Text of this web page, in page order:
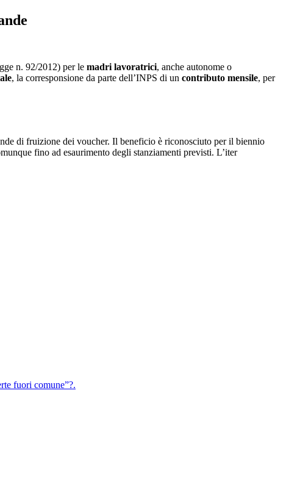
n. 92/2012) per le madri lavoratrici, anche autonome o
, la corresponsione da parte dell’INPS di un contributo mensile, per
di fruizione dei voucher. Il beneficio è riconosciuto per il biennio
fino ad esaurimento degli stanziamenti previsti. L’iter
fuori comune”?.